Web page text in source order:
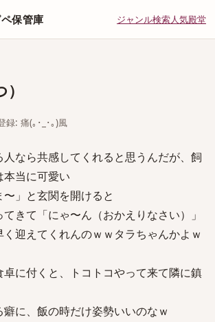
保管庫 ジャンル検索人気殿堂
: 痛(｡･_･｡)風
なら共感してくれると思うんだが、飼
本当に可愛い
」と玄関を開けると
きて「にゃ〜ん（おかえりなさい）」
迎えてくれんのｗｗタラちゃんかよｗ
卓に付くと、トコトコやって来て隣に鎮
に、飯の時だけ姿勢いいのなｗ